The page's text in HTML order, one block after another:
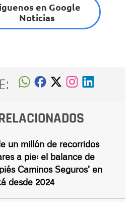
en Google
Noticias
un millón de recorridos
a pie: el balance de
Caminos Seguros' en
desde 2024